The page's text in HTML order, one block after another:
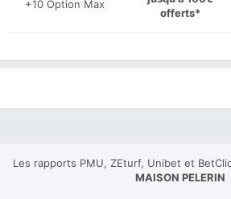
+10 Option Max
offerts*
Les rapports PMU, ZEturf, Unibet et
MAISON PELERIN